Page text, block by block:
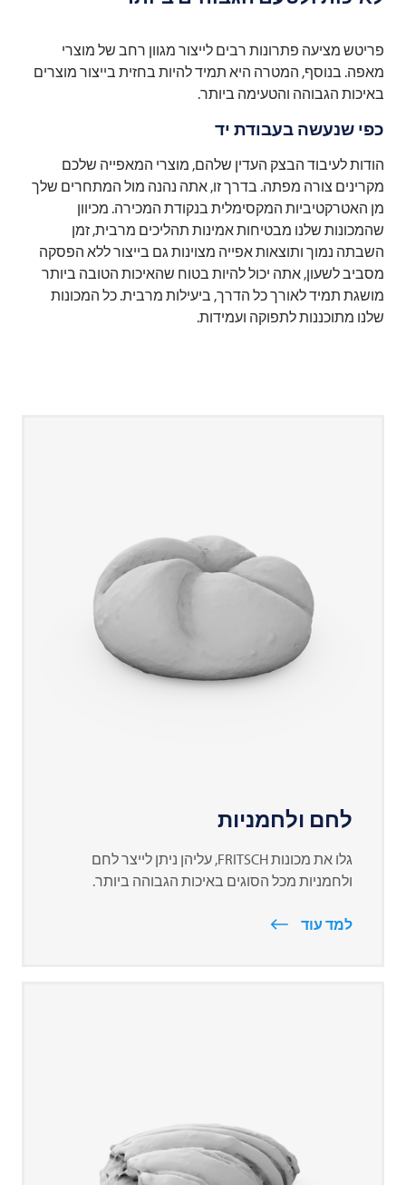
פריטש מציעה פתרונות רבים לייצור מגוון רחב של מוצרי
מאפה. בנוסף, המטרה היא תמיד להיות בחזית בייצור מוצרים
באיכות הגבוהה והטעימה ביותר.
כפי שנעשה בעבודת יד
הודות לעיבוד הבצק העדין שלהם, מוצרי המאפייה שלכם
מקרינים צורה מפתה. בדרך זו, אתה נהנה מול המתחרים שלך
מן האטרקטיביות המקסימלית בנקודת המכירה. מכיוון
שהמכונות שלנו מבטיחות אמינות תהליכים מרבית, זמן
השבתה נמוך ותוצאות אפייה מצוינות גם בייצור ללא הפסקה
מסביב לשעון, אתה יכול להיות בטוח שהאיכות הטובה ביותר
מושגת תמיד לאורך כל הדרך, ביעילות מרבית. כל המכונות
שלנו מתוכננות לתפוקה ועמידות.
לחם ולחמניות
גלו את מכונותFRITSCH, עליהן ניתן לייצר לחם
ולחמניות מכל הסוגים באיכות הגבוהה ביותר.
למד עוד